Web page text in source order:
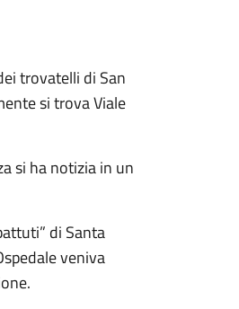
trovatelli di San
si trova Viale
si ha notizia in un
di Santa
veniva